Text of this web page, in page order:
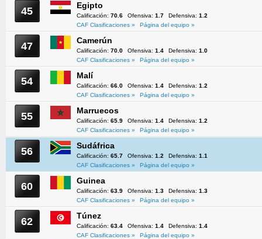
45 Egipto
Calificación: 70.6 Ofensiva: 1.7 Defensiva: 1.2
CAF Clasificaciones »
Página del equipo »
47 Camerún
Calificación: 70.0 Ofensiva: 1.4 Defensiva: 1.0
CAF Clasificaciones »
Página del equipo »
54 Malí
Calificación: 66.0 Ofensiva: 1.4 Defensiva: 1.2
CAF Clasificaciones »
Página del equipo »
55 Marruecos
Calificación: 65.9 Ofensiva: 1.4 Defensiva: 1.2
CAF Clasificaciones »
Página del equipo »
56 Sudáfrica
Calificación: 65.7 Ofensiva: 1.2 Defensiva: 1.1
CAF Clasificaciones »
Página del equipo »
60 Guinea
Calificación: 63.9 Ofensiva: 1.3 Defensiva: 1.3
CAF Clasificaciones »
Página del equipo »
62 Túnez
Calificación: 63.4 Ofensiva: 1.4 Defensiva: 1.4
CAF Clasificaciones »
Página del equipo »